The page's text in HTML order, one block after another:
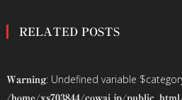
ナRELATED POSTS
Warning: Undefined variable